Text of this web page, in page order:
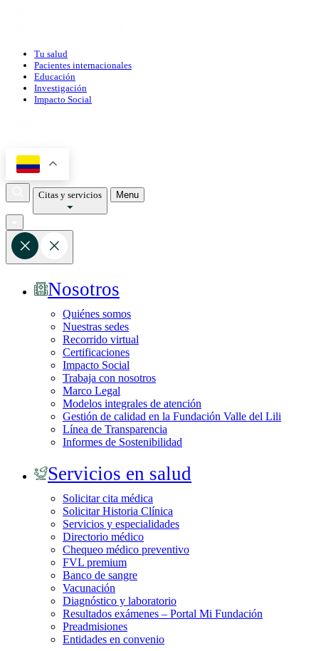
Tu salud
Pacientes internacionales
Educación
Investigación
Impacto Social
Citas y servicios Menu
Nosotros
Quiénes somos
Nuestras sedes
Recorrido virtual
Certificaciones
Impacto Social
Trabaja con nosotros
Marco Legal
Modelos integrales de atención
Gestión de calidad en la Fundación Valle del Lili
Línea de Transparencia
Informes de Sostenibilidad
Servicios en salud
Solicitar cita médica
Solicitar Historia Clínica
Servicios y especialidades
Directorio médico
Chequeo médico preventivo
FVL premium
Banco de sangre
Vacunación
Diagnóstico y laboratorio
Resultados exámenes – Portal Mi Fundación
Preadmisiones
Entidades en convenio